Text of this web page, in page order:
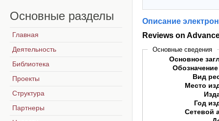
Описание
Reviews on
Основные сведения
Основное
Вид
Место
Год
Сетевой
Основные разделы
Главная
Деятельность
Библиотека
Проекты
Структура
Партнеры